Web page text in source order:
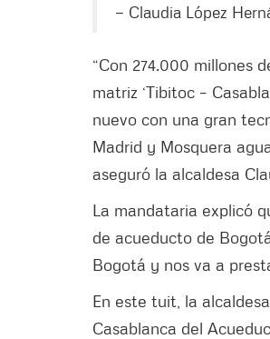
— Claudia López
“Con 274.000 millones
matriz ‘Tibitoc –
nuevo con una gran
Madrid y Mosquera
aseguró la alcaldesa
La mandataria explicó
de acueducto de
Bogotá y nos va a
En este tuit, la
Casablanca del